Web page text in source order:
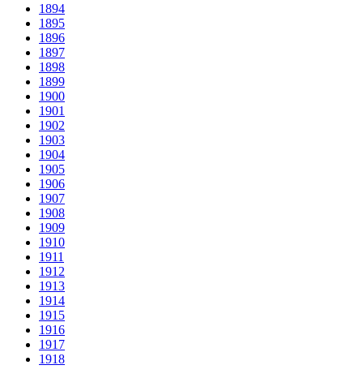
1894
1895
1896
1897
1898
1899
1900
1901
1902
1903
1904
1905
1906
1907
1908
1909
1910
1911
1912
1913
1914
1915
1916
1917
1918